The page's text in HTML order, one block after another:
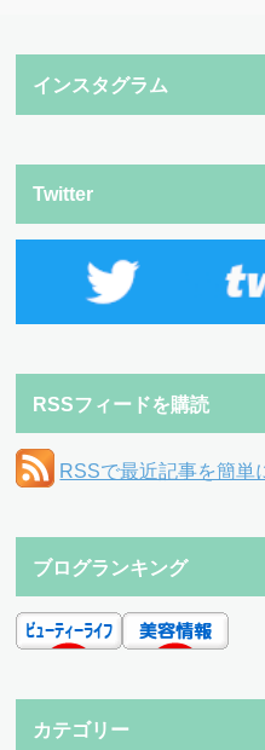
インスタグラム
Twitter
RSSフィードを購読
RSSで最近記事を簡単
ブログランキング
カテゴリー